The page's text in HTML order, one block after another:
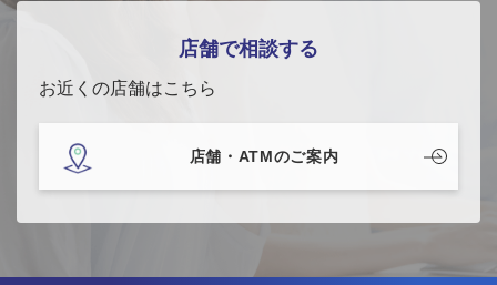
店舗で相談する
お近くの店舗はこちら
店舗・ATMのご案内